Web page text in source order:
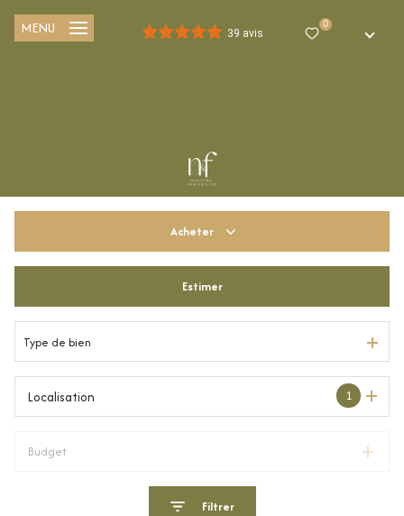
39 avis
0
MENU
Acheter
Du neuf
De l'immo pro
Estimer
Type de bien
1
Localisation
Budget
Filtrer